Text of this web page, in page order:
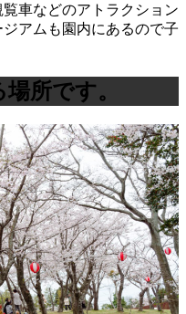
車などのアトラクション
アムも園内にあるので子
所です。